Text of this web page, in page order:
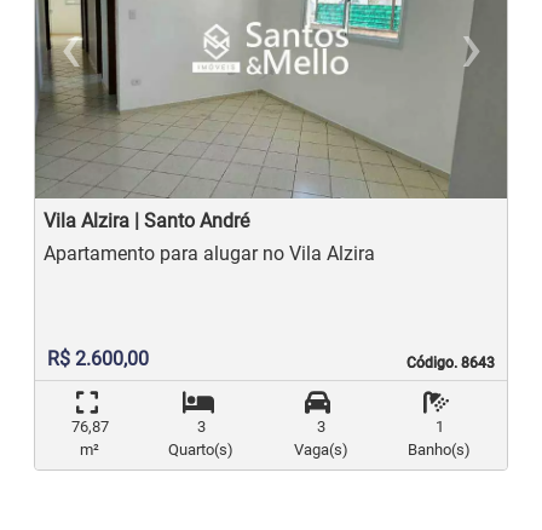
‹
Previous
›
Vila Alzira | Santo André
Código. 8643
Código. 8643
Apartamento para alugar no Vila Alzira
R$ 2.600,00
76,87
m²
3
Quarto(s)
3
Vaga(s)
1
Banho(s)